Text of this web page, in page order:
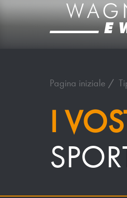
Pagina iniziale
I